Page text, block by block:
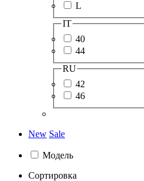
L
IT
40
44
RU
42
46
New Sale
Модель
Сортировка